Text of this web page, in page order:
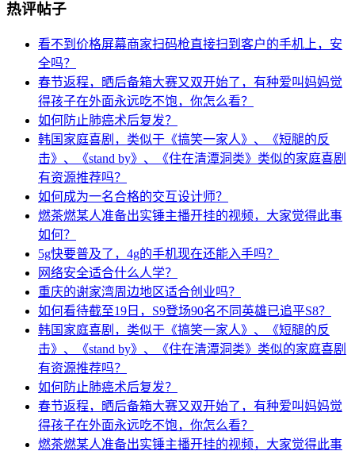
热评帖子
看不到价格屏幕商家扫码枪直接扫到客户的手机上，安
全吗？
春节返程，晒后备箱大赛又双开始了，有种爱叫妈妈觉
得孩子在外面永远吃不饱，你怎么看？
如何防止肺癌术后复发？
韩国家庭喜剧，类似于《搞笑一家人》、《短腿的反
击》、《stand by》、《住在清潭洞类》类似的家庭喜剧
有资源推荐吗？
如何成为一名合格的交互设计师？
燃茶燃某人准备出实锤主播开挂的视频，大家觉得此事
如何？
5g快要普及了，4g的手机现在还能入手吗？
网络安全适合什么人学？
重庆的谢家湾周边地区适合创业吗？
如何看待截至19日，S9登场90名不同英雄已追平S8？
韩国家庭喜剧，类似于《搞笑一家人》、《短腿的反
击》、《stand by》、《住在清潭洞类》类似的家庭喜剧
有资源推荐吗？
如何防止肺癌术后复发？
春节返程，晒后备箱大赛又双开始了，有种爱叫妈妈觉
得孩子在外面永远吃不饱，你怎么看？
燃茶燃某人准备出实锤主播开挂的视频，大家觉得此事